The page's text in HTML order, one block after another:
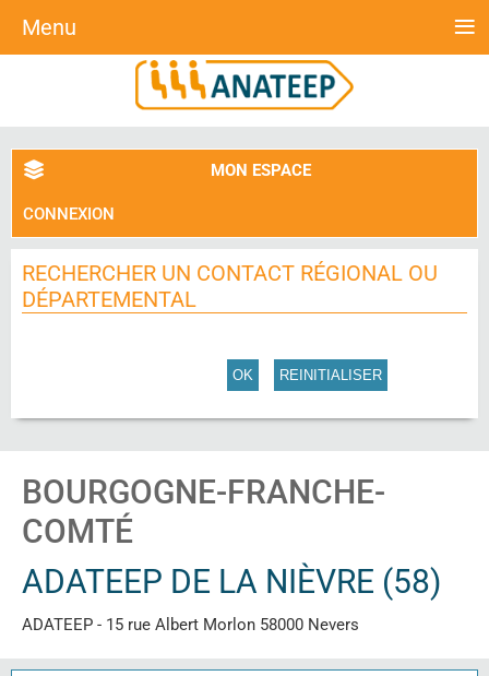
MON ESPACE
CONNEXION
RECHERCHER UN CONTACT RÉGIONAL OU
DÉPARTEMENTAL
OK REINITIALISER
BOURGOGNE-FRANCHE-
COMTÉ
ADATEEP DE LA NIÈVRE (58)
ADATEEP - 15 rue Albert Morlon 58000 Nevers
Menu ≡